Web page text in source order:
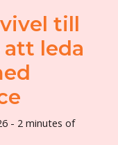
till
att leda
- 2 minutes of